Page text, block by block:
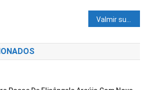
Valmir sustenta que “Bolsonaro desmoraliza o legislativo” ao entrar na Casa sem comprovar vacinas